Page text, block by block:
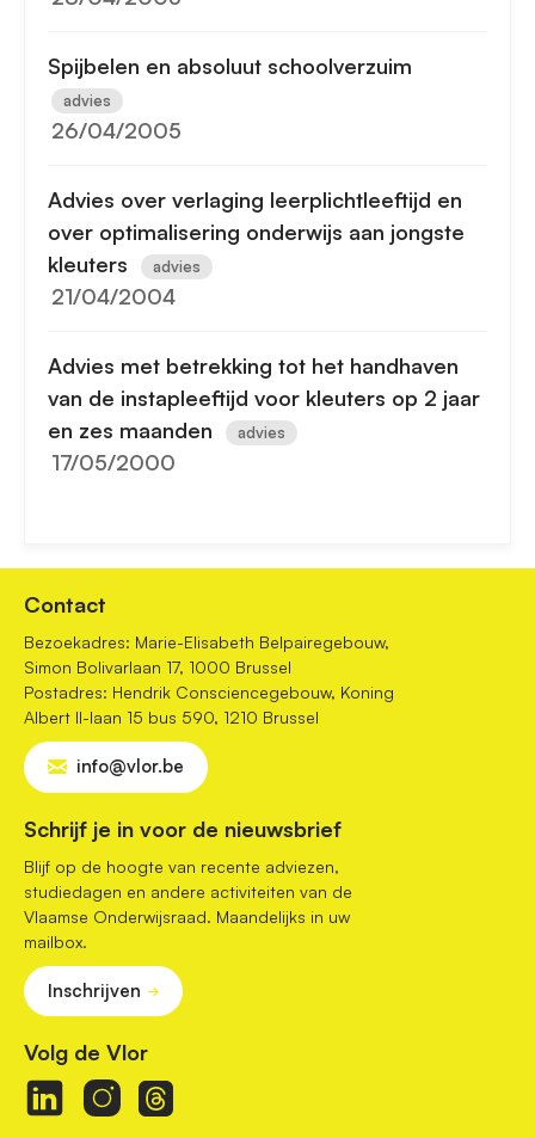
Spijbelen en absoluut schoolverzuim
advies
26/04/2005
Advies over verlaging leerplichtleeftijd en
over optimalisering onderwijs aan jongste
kleuters
advies
21/04/2004
Advies met betrekking tot het handhaven
van de instapleeftijd voor kleuters op 2 jaar
en zes maanden
advies
17/05/2000
Contact
Bezoekadres: Marie-Elisabeth Belpairegebouw,
Simon Bolivarlaan 17, 1000 Brussel
Postadres: Hendrik Consciencegebouw, Koning
Albert II-laan 15 bus 590, 1210 Brussel
info@vlor.be
Schrijf je in voor de nieuwsbrief
Blijf op de hoogte van recente adviezen,
studiedagen en andere activiteiten van de
Vlaamse Onderwijsraad. Maandelijks in uw
mailbox.
Inschrijven
Volg de Vlor